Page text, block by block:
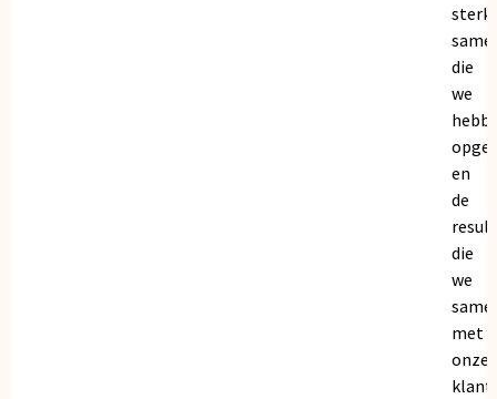
die
we
en
de
die
we
met
onze